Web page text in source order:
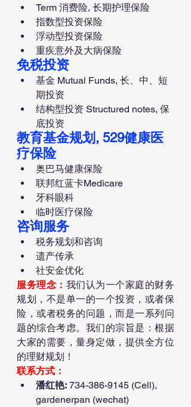
Term 消费险, 长期护理保险
指数型投资保险
浮动型投资保险
重疾意外及大病保险
免税投资
基金 Mutual Funds, 长、中、短
期投资
结构型投资 Structured notes, 保
底投资
教育基金规划, 529健康医
疗保险
奥巴马健康保险
联邦红蓝卡Medicare
牙科眼科
临时医疗保险
咨询服务
税务规划和咨询
遗产传承
社安金优化
服务理念： 我们认为一个家庭的财务
规划，不是单一的一个投资，或者保
险，或者税务的问题，而是一系列问
题的综合考虑。我们的宗旨是：根据
大家的需要，量身定做，提供全方位
的理财规划！
联系方式：
潘红艳: 734-386-9145 (Cell),
gardenerpan (wechat)